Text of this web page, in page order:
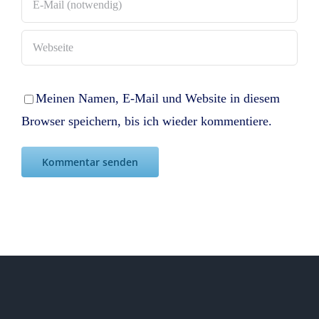
Meinen Namen, E-Mail und Website in diesem
Browser speichern, bis ich wieder kommentiere.